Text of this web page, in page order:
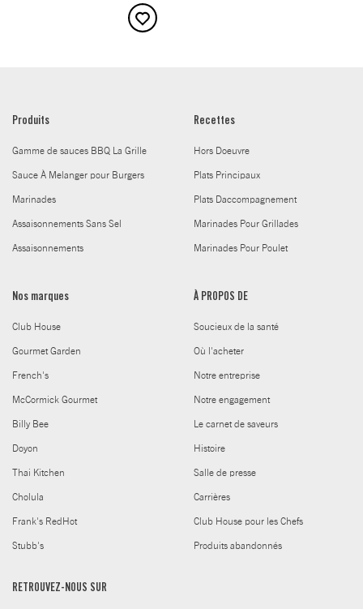
Produits
Gamme de sauces BBQ La Grille
Sauce À Melanger pour Burgers
Marinades
Assaisonnements Sans Sel
Assaisonnements
Recettes
Hors Doeuvre
Plats Principaux
Plats Daccompagnement
Marinades Pour Grillades
Marinades Pour Poulet
Nos marques
Club House
Gourmet Garden
French's
McCormick Gourmet
Billy Bee
Doyon
Thai Kitchen
Cholula
Frank's RedHot
Stubb's
À PROPOS DE
Soucieux de la santé
Où l'acheter
Notre entreprise
Notre engagement
Le carnet de saveurs
Histoire
Salle de presse
Carrières
Club House pour les Chefs
Produits abandonnés
RETROUVEZ-NOUS SUR